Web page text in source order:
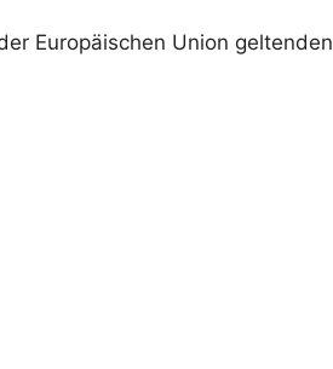
Europäischen Union geltenden